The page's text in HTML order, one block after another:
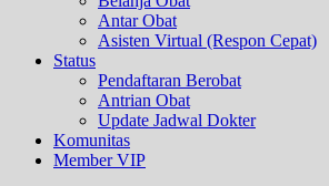
Antar Obat
Asisten Virtual (Respon Cepat)
Status
Pendaftaran Berobat
Antrian Obat
Update Jadwal Dokter
Komunitas
Member VIP